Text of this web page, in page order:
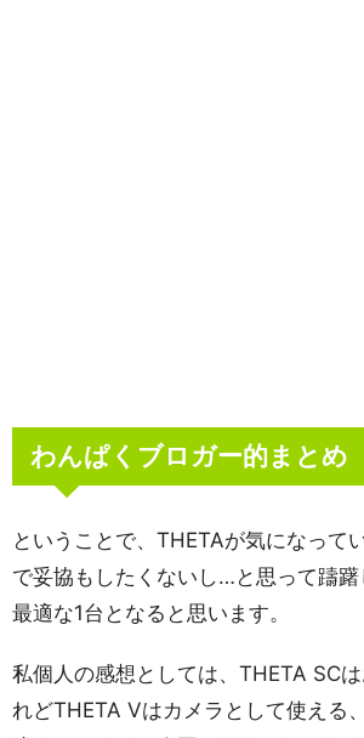
わんぱくブロガー的まとめ
ということで、THETAが気になって
で妥協もしたくないし…と思って躊躇
最適な1台となると思います。
私個人の感想としては、THETA SC
れどTHETA Vはカメラとして使える